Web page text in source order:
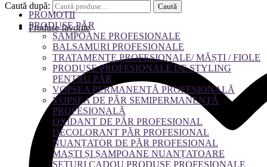
Caută după: Caută
Produse favorite
PROMOȚII
PRODUSE PĂR
ȘAMPOANE PROFESIONALE
BALSAMURI PROFESIONALE
TRATAMENTE PROFESIONALE/ MĂȘTI / FIOLE
PRODUSE PROFESIONALE DE STYLING
PENTRU PĂR
VOPSEA PERMANENTĂ PROFESIONALĂ
VOPSEA DE PĂR SEMIPERMANENTĂ
PROFESIONALĂ
OXIDANT DE PĂR PROFESIONAL
DECOLORANT PĂR PROFESIONAL
NUANȚATOR DE PĂR PROFESIONAL
MAȘTI ȘI ȘAMPOANE NUANȚATOARE
SETURI CADOU PRODUSE PROFESIONALE